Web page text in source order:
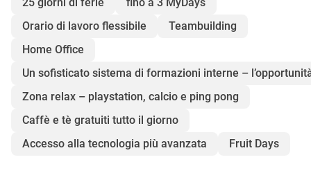
Orario di lavoro flessibile
Teambuilding
Home Office
Un sofisticato sistema di formazioni interne –
Zona relax – playstation, calcio e ping pong
Caffè e tè gratuiti tutto il giorno
Accesso alla tecnologia più avanzata
Fruit Days